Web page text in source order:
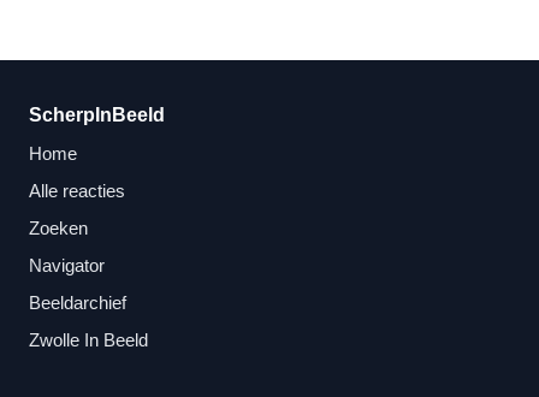
ScherpInBeeld
Home
Alle reacties
Zoeken
Navigator
Beeldarchief
Zwolle In Beeld